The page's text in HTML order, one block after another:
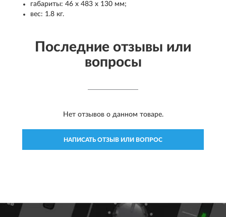
габариты: 46 х 483 х 130 мм;
вес: 1.8 кг.
Последние отзывы или
вопросы
Нет отзывов о данном товаре.
НАПИСАТЬ ОТЗЫВ ИЛИ ВОПРОС